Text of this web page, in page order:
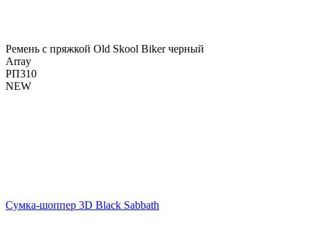
Ремень с пряжкой Old Skool Biker черный
Array
РП310
NEW
Сумка-шоппер 3D Black Sabbath